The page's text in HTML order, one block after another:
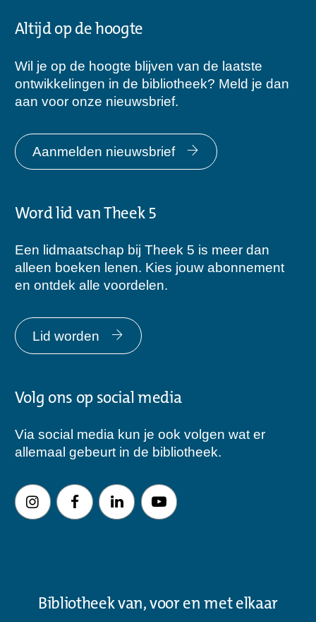
Altijd op de hoogte
Wil je op de hoogte blijven van de laatste
ontwikkelingen in de bibliotheek? Meld je dan
aan voor onze nieuwsbrief.
Aanmelden nieuwsbrief
Word lid van Theek 5
Een lidmaatschap bij Theek 5 is meer dan
alleen boeken lenen. Kies jouw abonnement
en ontdek alle voordelen.
Lid worden
Volg ons op social media
Via social media kun je ook volgen wat er
allemaal gebeurt in de bibliotheek.
Bibliotheek van, voor en met elkaar